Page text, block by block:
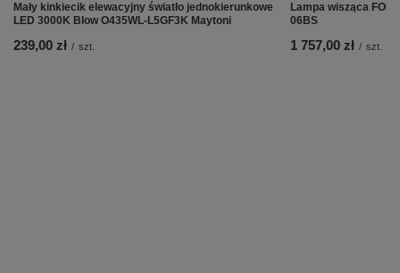
Mały kinkiecik elewacyjny światło jednokierunkowe
LED 3000K Blow O435WL-L5GF3K Maytoni
239,00 zł / szt.
Lampa wisząca
06BS
1 757,00 zł / szt.